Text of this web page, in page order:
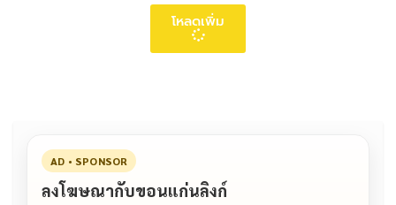
โหลดเพิ่ม
AD • SPONSOR
ลงโฆษณากับขอนแก่นลิงก์